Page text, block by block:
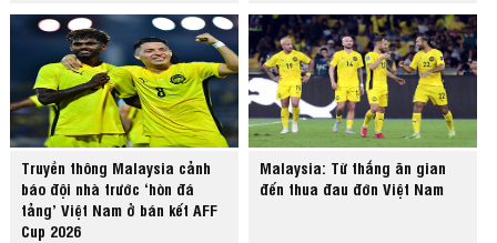
Truyền thông Malaysia cảnh
báo đội nhà trước ‘hòn đá
tảng’ Việt Nam ở bán kết AFF
Cup 2026
Malaysia: Từ thắng ăn gian
đến thua đau đớn Việt Nam